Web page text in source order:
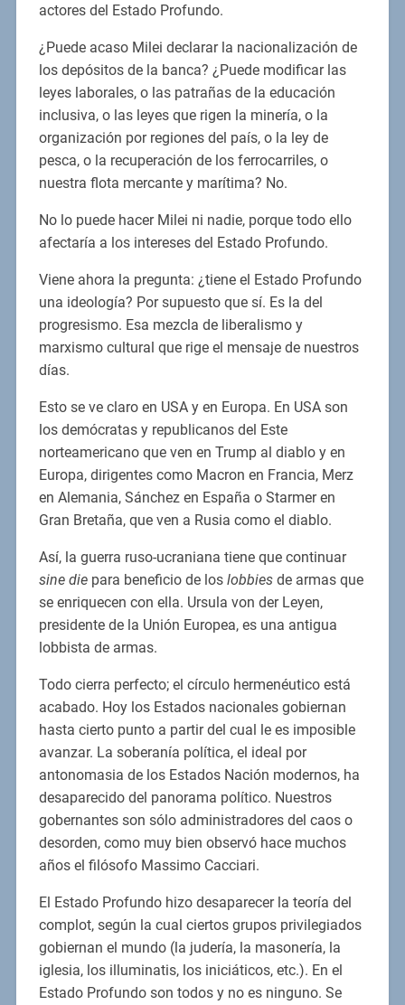
actores del Estado Profundo.
¿Puede acaso Milei declarar la nacionalización de
los depósitos de la banca? ¿Puede modificar las
leyes laborales, o las patrañas de la educación
inclusiva, o las leyes que rigen la minería, o la
organización por regiones del país, o la ley de
pesca, o la recuperación de los ferrocarriles, o
nuestra flota mercante y marítima? No.
No lo puede hacer Milei ni nadie, porque todo ello
afectaría a los intereses del Estado Profundo.
Viene ahora la pregunta: ¿tiene el Estado Profundo
una ideología? Por supuesto que sí. Es la del
progresismo. Esa mezcla de liberalismo y
marxismo cultural que rige el mensaje de nuestros
días.
Esto se ve claro en USA y en Europa. En USA son
los demócratas y republicanos del Este
norteamericano que ven en Trump al diablo y en
Europa, dirigentes como Macron en Francia, Merz
en Alemania, Sánchez en España o Starmer en
Gran Bretaña, que ven a Rusia como el diablo.
Así, la guerra ruso-ucraniana tiene que continuar
sine diepara beneficio de los lobbies de armas que
se enriquecen con ella. Ursula von der Leyen,
presidente de la Unión Europea, es una antigua
lobbista de armas.
Todo cierra perfecto; el círculo hermenéutico está
acabado. Hoy los Estados nacionales gobiernan
hasta cierto punto a partir del cual le es imposible
avanzar. La soberanía política, el ideal por
antonomasia de los Estados Nación modernos, ha
desaparecido del panorama político. Nuestros
gobernantes son sólo administradores del caos o
desorden, como muy bien observó hace muchos
años el filósofo Massimo Cacciari.
El Estado Profundo hizo desaparecer la teoría del
complot, según la cual ciertos grupos privilegiados
gobiernan el mundo (la judería, la masonería, la
iglesia, los illuminatis, los iniciáticos, etc.). En el
Estado Profundo son todos y no es ninguno. Se